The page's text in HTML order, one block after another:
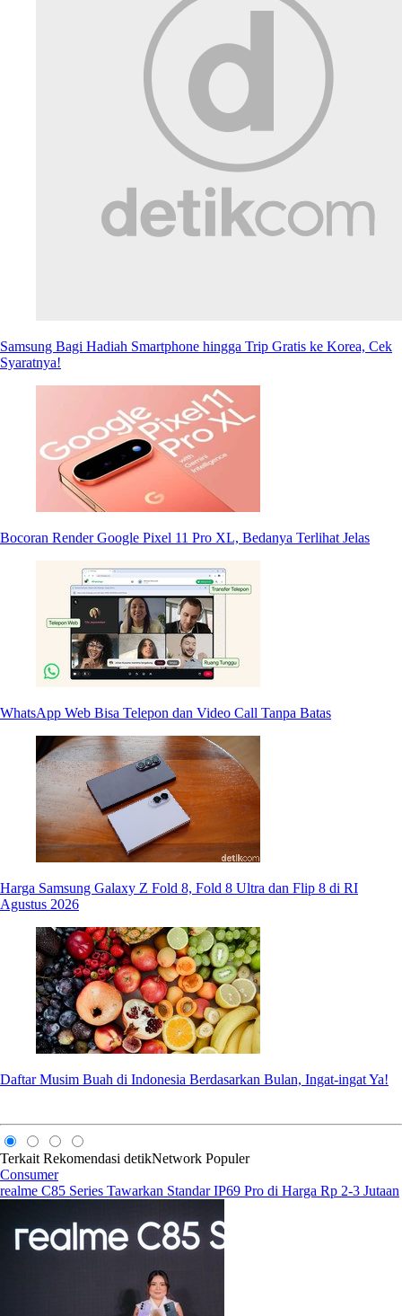
Samsung Bagi Hadiah Smartphone hingga Trip Gratis ke Korea, Cek
Syaratnya!
Bocoran Render Google Pixel 11 Pro XL, Bedanya Terlihat Jelas
WhatsApp Web Bisa Telepon dan Video Call Tanpa Batas
Harga Samsung Galaxy Z Fold 8, Fold 8 Ultra dan Flip 8 di RI
Agustus 2026
Daftar Musim Buah di Indonesia Berdasarkan Bulan, Ingat-ingat Ya!
Terkait Rekomendasi detikNetwork Populer
Consumer
realme C85 Series Tawarkan Standar IP69 Pro di Harga Rp 2-3 Jutaan